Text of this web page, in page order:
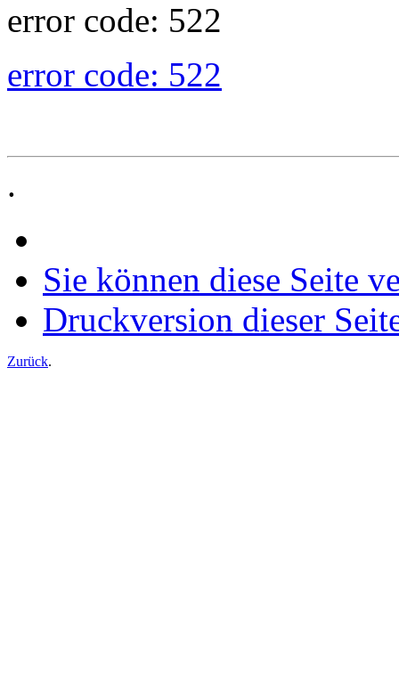
error code: 522
error code: 522
.
Sie können diese Seite
Druckversion dieser
Zurück.